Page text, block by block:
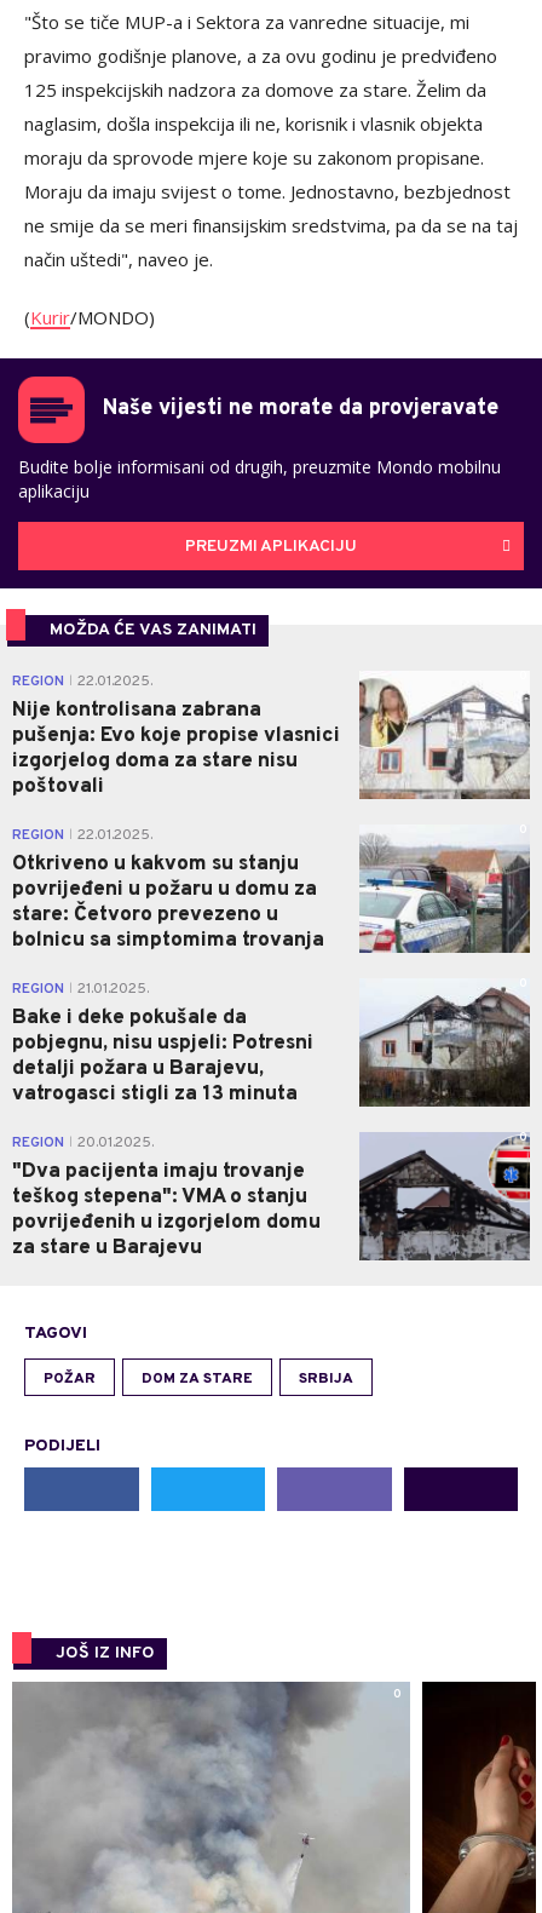
"Što se tiče MUP-a i Sektora za vanredne situacije, mi
pravimo godišnje planove, a za ovu godinu je predviđeno
125 inspekcijskih nadzora za domove za stare. Želim da
naglasim, došla inspekcija ili ne, korisnik i vlasnik objekta
moraju da sprovode mjere koje su zakonom propisane.
Moraju da imaju svijest o tome. Jednostavno, bezbjednost
ne smije da se meri finansijskim sredstvima, pa da se na taj
način uštedi", naveo je.
(Kurir/MONDO)
Naše vijesti ne morate da provjeravate
Budite bolje informisani od drugih, preuzmite Mondo mobilnu
aplikaciju
PREUZMI APLIKACIJU
MOŽDA ĆE VAS ZANIMATI
REGION 22.01.2025.
Nije kontrolisana zabrana
pušenja: Evo koje propise vlasnici
izgorjelog doma za stare nisu
poštovali
REGION 22.01.2025.
Otkriveno u kakvom su stanju
povrijeđeni u požaru u domu za
stare: Četvoro prevezeno u
bolnicu sa simptomima trovanja
0
REGION 21.01.2025.
Bake i deke pokušale da
pobjegnu, nisu uspjeli: Potresni
detalji požara u Barajevu,
vatrogasci stigli za 13 minuta
REGION 20.01.2025.
"Dva pacijenta imaju trovanje
teškog stepena": VMA o stanju
povrijeđenih u izgorjelom domu
za stare u Barajevu
0
TAGOVI
POŽAR DOM ZA STARE SRBIJA
PODIJELI
JOŠ IZ INFO
0